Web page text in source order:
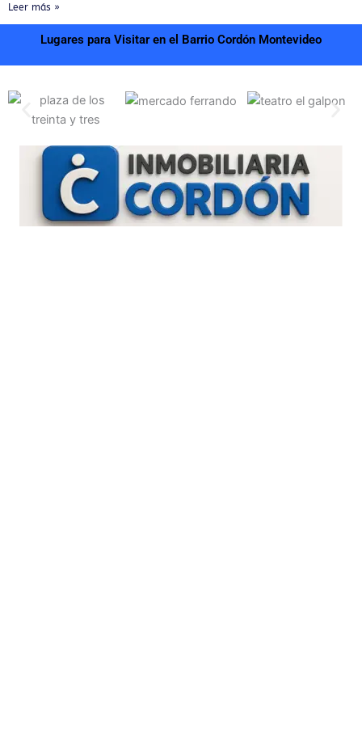
Leer más »
Lugares para Visitar en el Barrio Cordón Montevideo